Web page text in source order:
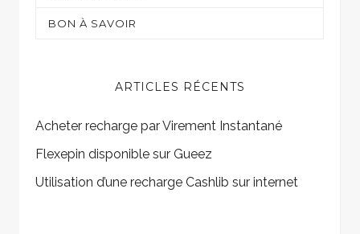
Sur mon écran
BON À SAVOIR
ARTICLES RÉCENTS
Acheter recharge par Virement Instantané
Flexepin disponible sur Gueez
Utilisation d’une recharge Cashlib sur internet